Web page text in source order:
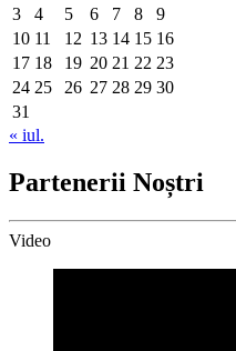
3
4 5 6 7 8
9
10 11 12 13 14 15 16
17 18 19 20 21 22 23
24 25 26 27 28 29 30
31
« iul.
Partenerii Noștri
Video